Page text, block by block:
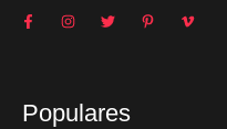
Populares